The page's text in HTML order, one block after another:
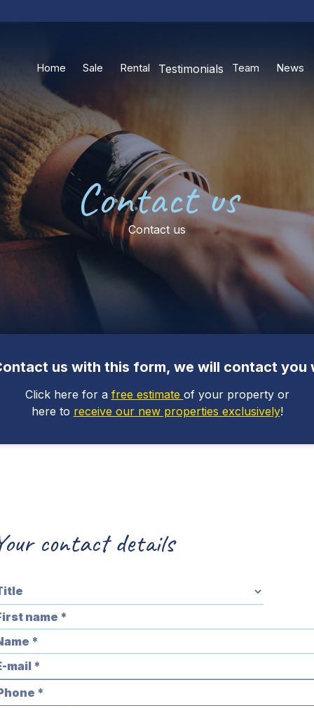
Home Sale Rental Testimonials Team News
Contact us
Contact us
us with this form, we will contact you
Click here for a free estimate of your property or
here to receive our new properties exclusively!
contact details